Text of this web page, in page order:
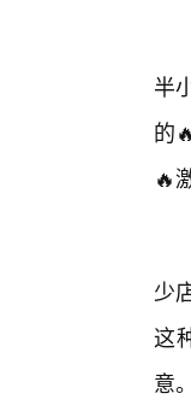
半
的
🔥
少
这
意